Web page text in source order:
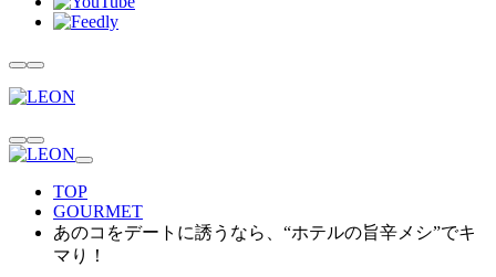
TOP
GOURMET
あのコをデートに誘うなら、“ホテルの旨辛メシ”でキ
マり！